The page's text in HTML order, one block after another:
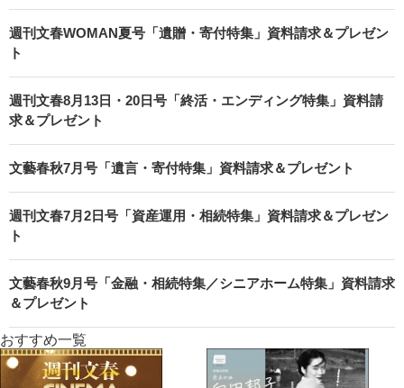
週刊文春WOMAN夏号「遺贈・寄付特集」資料請求＆プレゼン
ト
週刊文春8月13日・20日号「終活・エンディング特集」資料請
求＆プレゼント
文藝春秋7月号「遺言・寄付特集」資料請求＆プレゼント
週刊文春7月2日号「資産運用・相続特集」資料請求＆プレゼン
ト
文藝春秋9月号「金融・相続特集／シニアホーム特集」資料請求
＆プレゼント
おすすめ一覧